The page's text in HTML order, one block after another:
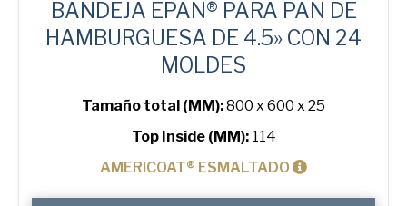
BANDEJA EPAN® PARA PAN DE
HAMBURGUESA DE 4.5» CON 24
MOLDES
Tamaño total (MM):800 x 600 x 25
Top Inside (MM): 114
AMERICOAT® ESMALTADO